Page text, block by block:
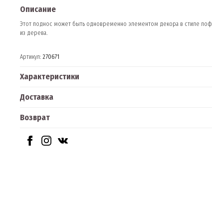
Описание
Этот поднос может быть одновременно элементом декора в стиле
из дерева.
Артикул:270671
Характеристики
Доставка
Возврат